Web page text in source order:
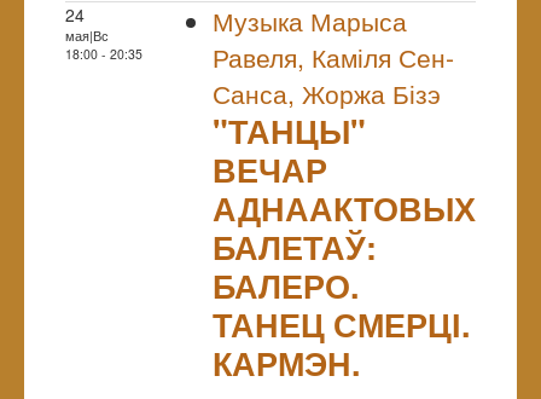
24
мая|Вс
18:00 - 20:35
Музыка Марыса
Равеля, Каміля Сен-
Санса, Жоржа Бізэ
"ТАНЦЫ"
ВЕЧАР
АДНААКТОВЫХ
БАЛЕТАЎ:
БАЛЕРО.
ТАНЕЦ СМЕРЦІ.
КАРМЭН.